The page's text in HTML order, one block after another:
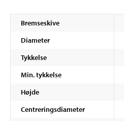
Bremseskive
Diameter
Tykkelse
Min. tykkelse
Højde
Centreringsdiameter